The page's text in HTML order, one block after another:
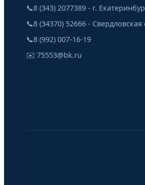
📞8 (343) 2077389 - г.
📞8 (34370) 52666 - Свердловская
📞8 (992) 007-16-19
✉️ 75553@bk.ru